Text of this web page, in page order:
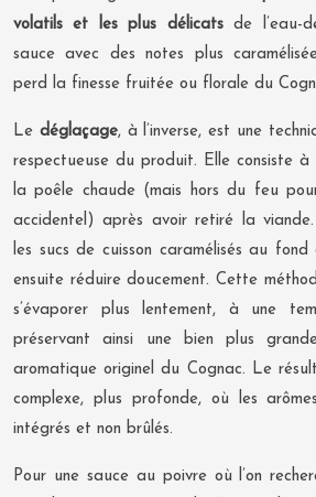
volatils et les plus délicatsde l’eau-
sauce avec des notes plus
perd la finesse fruitée ou florale du
Le déglaçage, à l’inverse, est une
respectueuse du produit. Elle consiste à
la poêle chaude (mais hors du feu
accidentel) après avoir retiré la viande.
les sucs de cuisson caramélisés au
ensuite réduire doucement. Cette
s’évaporer plus lentement, à une
préservant ainsi une bien plus
aromatique originel du Cognac. Le
complexe, plus profonde, où les
intégrés et non brûlés.
Pour une sauce au poivre où l’on